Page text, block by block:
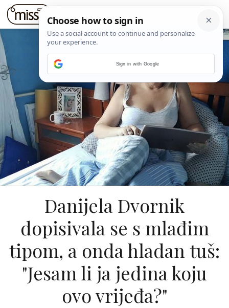
Danijela Dvornik
dopisivala se s mlađim
tipom, a onda hladan tuš:
"Jesam li ja jedina koju
ovo vrijeđa?"
Sign in with Google